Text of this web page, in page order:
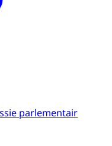
parlementair